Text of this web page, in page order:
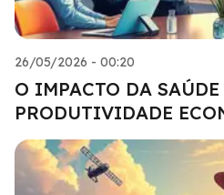
26/05/2026 - 00:20
O IMPACTO DA
PRODUTIVIDADE